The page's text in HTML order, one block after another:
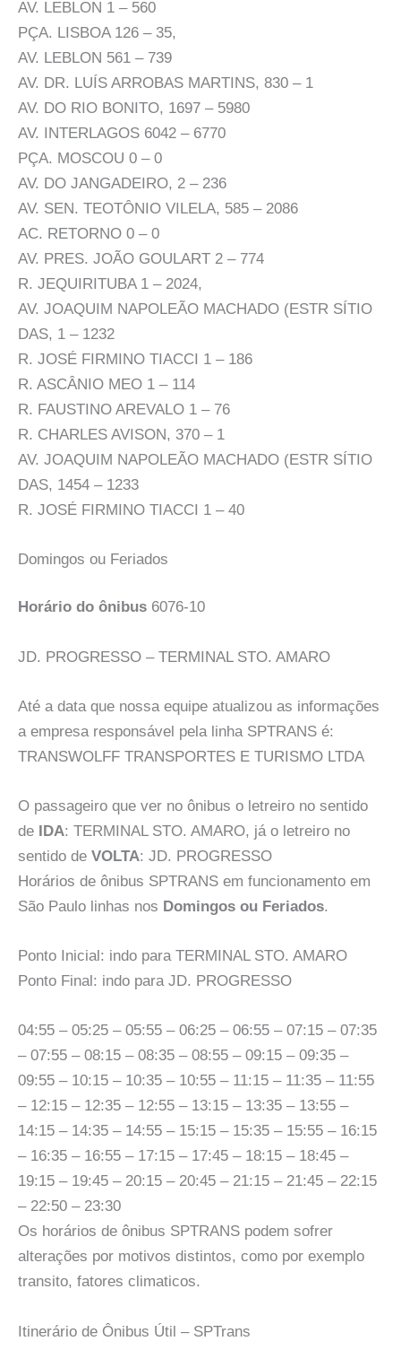
AV. LEBLON 1 – 560
PÇA. LISBOA 126 – 35,
AV. LEBLON 561 – 739
AV. DR. LUÍS ARROBAS MARTINS, 830 – 1
AV. DO RIO BONITO, 1697 – 5980
AV. INTERLAGOS 6042 – 6770
PÇA. MOSCOU 0 – 0
AV. DO JANGADEIRO, 2 – 236
AV. SEN. TEOTÔNIO VILELA, 585 – 2086
AC. RETORNO 0 – 0
AV. PRES. JOÃO GOULART 2 – 774
R. JEQUIRITUBA 1 – 2024,
AV. JOAQUIM NAPOLEÃO MACHADO (ESTR SÍTIO
DAS, 1 – 1232
R. JOSÉ FIRMINO TIACCI 1 – 186
R. ASCÂNIO MEO 1 – 114
R. FAUSTINO AREVALO 1 – 76
R. CHARLES AVISON, 370 – 1
AV. JOAQUIM NAPOLEÃO MACHADO (ESTR SÍTIO
DAS, 1454 – 1233
R. JOSÉ FIRMINO TIACCI 1 – 40
Domingos ou Feriados
Horário do ônibus 6076-10
JD. PROGRESSO – TERMINAL STO. AMARO
Até a data que nossa equipe atualizou as informações
a empresa responsável pela linha SPTRANS é:
TRANSWOLFF TRANSPORTES E TURISMO LTDA
O passageiro que ver no ônibus o letreiro no sentido
de IDA: TERMINAL STO. AMARO, já o letreiro no
sentido de VOLTA: JD. PROGRESSO
Horários de ônibus SPTRANS em funcionamento em
São Paulo linhas nos Domingos ou Feriados.
Ponto Inicial: indo para TERMINAL STO. AMARO
Ponto Final: indo para JD. PROGRESSO
04:55 – 05:25 – 05:55 – 06:25 – 06:55 – 07:15 – 07:35
– 07:55 – 08:15 – 08:35 – 08:55 – 09:15 – 09:35 –
09:55 – 10:15 – 10:35 – 10:55 – 11:15 – 11:35 – 11:55
– 12:15 – 12:35 – 12:55 – 13:15 – 13:35 – 13:55 –
14:15 – 14:35 – 14:55 – 15:15 – 15:35 – 15:55 – 16:15
– 16:35 – 16:55 – 17:15 – 17:45 – 18:15 – 18:45 –
19:15 – 19:45 – 20:15 – 20:45 – 21:15 – 21:45 – 22:15
– 22:50 – 23:30
Os horários de ônibus SPTRANS podem sofrer
alterações por motivos distintos, como por exemplo
transito, fatores climaticos.
Itinerário de Ônibus Útil – SPTrans